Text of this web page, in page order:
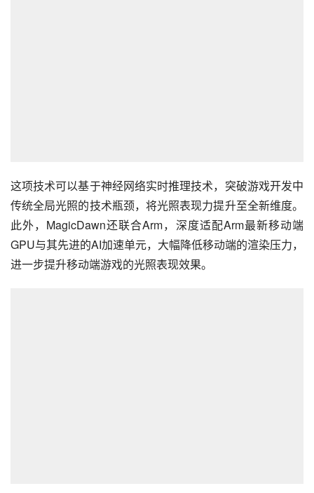
这项技术可以基于神经网络实时推理技术，突破游戏开发中
传统全局光照的技术瓶颈，将光照表现力提升至全新维度。
此外，MagicDawn还联合Arm，深度适配Arm最新移动端
GPU与其先进的AI加速单元，大幅降低移动端的渲染压力，
进一步提升移动端游戏的光照表现效果。